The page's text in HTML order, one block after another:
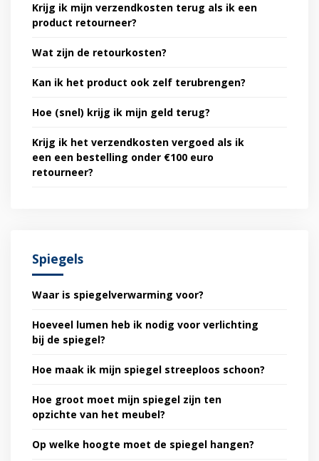
Krijg ik mijn verzendkosten terug als ik een
product retourneer?
Wat zijn de retourkosten?
Kan ik het product ook zelf terubrengen?
Hoe (snel) krijg ik mijn geld terug?
Krijg ik het verzendkosten vergoed als ik
een een bestelling onder €100 euro
retourneer?
Spiegels
Waar is spiegelverwarming voor?
Hoeveel lumen heb ik nodig voor verlichting
bij de spiegel?
Hoe maak ik mijn spiegel streeploos schoon?
Hoe groot moet mijn spiegel zijn ten
opzichte van het meubel?
Op welke hoogte moet de spiegel hangen?